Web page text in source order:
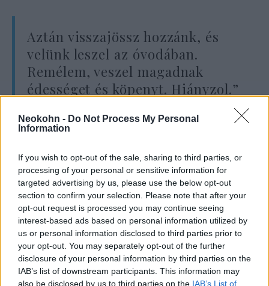
Neokohn - Do Not Process My Personal
Information
If you wish to opt-out of the sale, sharing to third parties, or
processing of your personal or sensitive information for
targeted advertising by us, please use the below opt-out
section to confirm your selection. Please note that after your
opt-out request is processed you may continue seeing
interest-based ads based on personal information utilized by
us or personal information disclosed to third parties prior to
your opt-out. You may separately opt-out of the further
disclosure of your personal information by third parties on the
IAB’s list of downstream participants. This information may
also be disclosed by us to third parties on the IAB’s List of
Aztán visszajössz hozzánk, és
velünk leszel az óvodában.
Remélem, veszel magadnak
édességet és köpenyt. Hiányzol.”
Joáv a gázai játszóterekről is kérdezte anyját,
és azon tűnődött, vajon Ariel és Kfir
játszhatnak-e úgy, mint a kibucban. Még
abban is hitt, hogy Ariel időben visszatér
purimra, és megkérte, hogy tegyenek félre
neki egy Batman-jelmezt, amelyet végül Joáv
maga viselt, elképzelve, hogy elrepül Gázába,
hogy megmentse a barátját.